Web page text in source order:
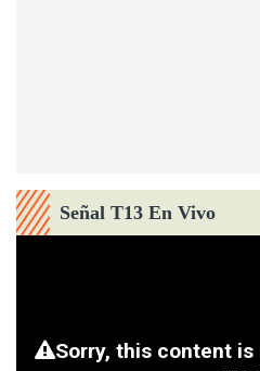
Señal T13 En Vivo